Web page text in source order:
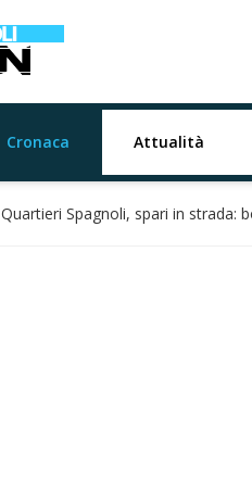
Cronaca Attualità
Quartieri Spagnoli, spari in strada: